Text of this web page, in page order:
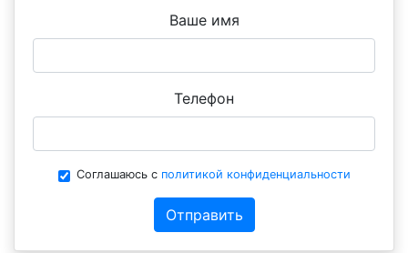
Ваше имя
Телефон
Соглашаюсь с политикой конфиденциальности
Отправить